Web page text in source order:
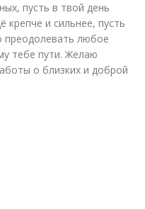
пусть в твой день
крепче и сильнее, пусть
преодолевать любое
тебе пути. Желаю
о близких и доброй